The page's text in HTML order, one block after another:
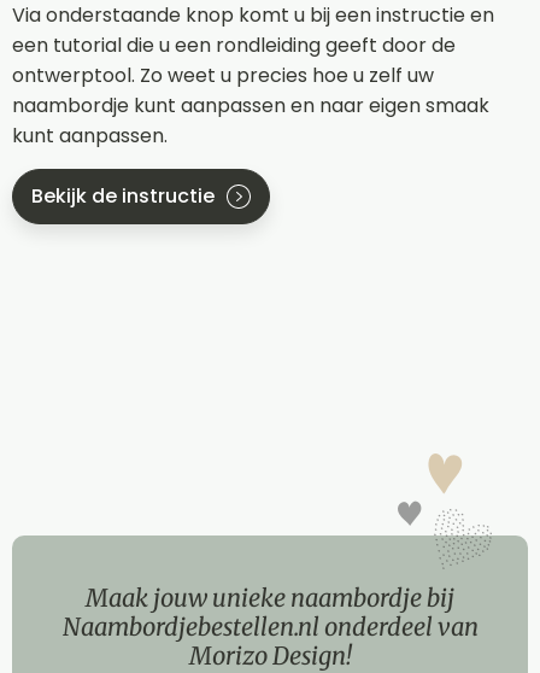
Via onderstaande knop komt u bij een instructie en
een tutorial die u een rondleiding geeft door de
ontwerptool. Zo weet u precies hoe u zelf uw
naambordje kunt aanpassen en naar eigen smaak
kunt aanpassen.
Bekijk de instructie
Maak jouw unieke naambordje bij
Naambordjebestellen.nl onderdeel van
Morizo Design!